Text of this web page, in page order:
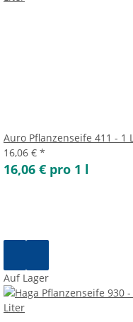
Auro Pflanzenseife 411 - 1
16,06 € *
16,06 € pro 1 l
Auf Lager